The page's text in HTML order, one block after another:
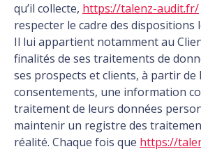
qu’il collecte, https://talenz-audit.fr/
respecter le cadre des dispositions
Il lui appartient notamment au
finalités de ses traitements de
ses prospects et clients, à partir de
consentements, une information
traitement de leurs données
maintenir un registre des
réalité. Chaque fois que https://